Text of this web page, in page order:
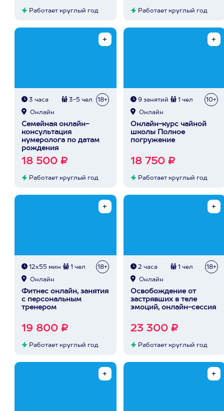
Работает круглый год Работает круглый год
3 часа 3-5 чел 18+
Онлайн
Семейная онлайн-
консультация
нумеролога по датам
рождения
18 500 ₽
Работает круглый год
9 занятий 1 чел 10+
Онлайн
Онлайн-курс чайной
школы Полное
погружение
18 750 ₽
Работает круглый год
12х55 мин 1 чел 18+
Онлайн
Фитнес онлайн, занятия
с персональным
тренером
19 800 ₽
Работает круглый год
2 часа 1 чел 18+
Онлайн
Освобождение от
застрявших в теле
эмоций, онлайн-сессия
23 300 ₽
Работает круглый год